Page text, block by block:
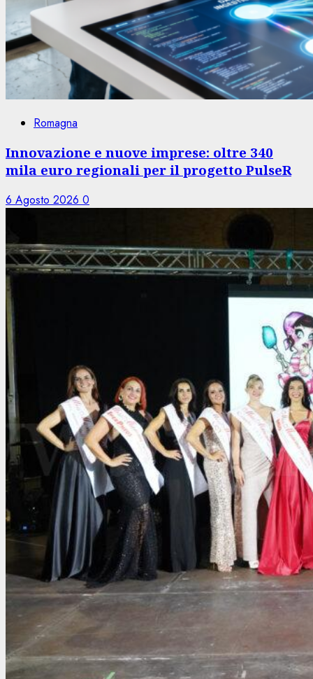
Romagna
Innovazione e nuove imprese: oltre 340
mila euro regionali per il progetto PulseR
6 Agosto 2026 0